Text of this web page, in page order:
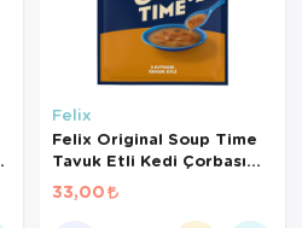
Felix
Felix Original Soup Time
Tavuk Etli Kedi Çorbası
48 Gr
33,00